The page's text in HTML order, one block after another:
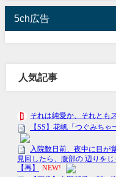
5ch広告
人気記事